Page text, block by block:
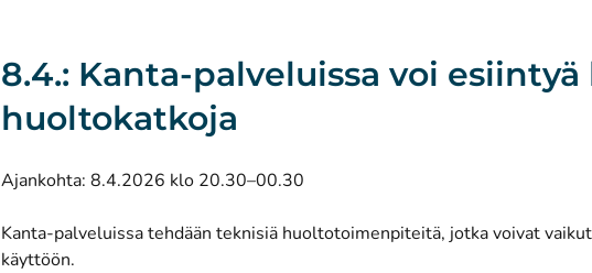
8.4.: Kanta-palveluissa voi
huoltokatkoja
Ajankohta: 8.4.2026 klo 20.30–00.30
Kanta-palveluissa tehdään teknisiä huoltotoimenpiteitä, jotka voivat
käyttöön.